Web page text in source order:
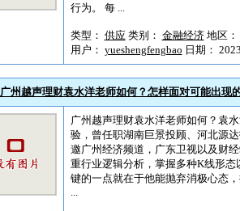
行为。 每 ...
类型： 供应类别： 金融经济地区：
用户： yueshengfengbao 日期：
广州越声理财袁水洋老师如何？怎样面对可能出现
广州越声理财袁水洋老师如何？袁
验，曾任职湖南巨景投顾、河北源
邀广州经济频道，广东卫视以及财
重行业逻辑分析，掌握多种K线形
键的一点就在于他能抛弃消极心态
...